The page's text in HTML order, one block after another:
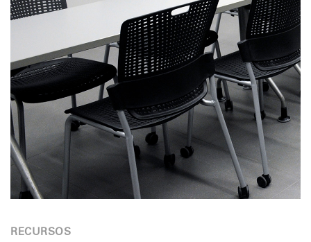
RECURSOS